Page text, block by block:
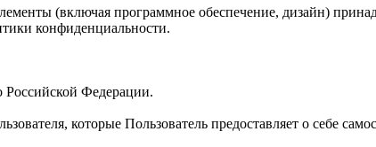
(включая программное обеспечение, дизайн)
конфиденциальности.
Российской Федерации.
которые Пользователь предоставляет о себе